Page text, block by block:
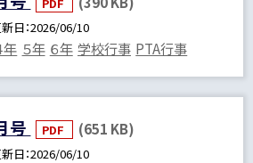
日 2026/06/10
年 ５年 ６年 学校行事 PTA行事
号 PDF (651 KB)
日 2026/06/10